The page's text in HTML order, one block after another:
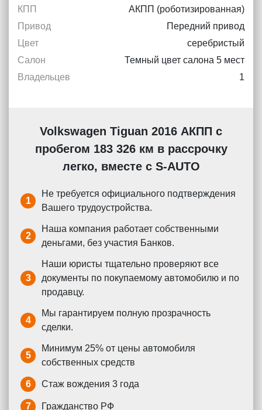
КПП
АКПП (роботизированная)
Привод
Передний привод
Цвет
серебристый
Салон
Темный цвет салона 5 мест
Владельцев
1
Volkswagen Tiguan 2016 АКПП с
пробегом 183 326 км в рассрочку
легко, вместе с S-AUTO
1
Не требуется официального подтверждения
Вашего трудоустройства.
2
Наша компания работает собственными
деньгами, без участия Банков.
3
Наши юристы тщательно проверяют все
документы по покупаемому автомобилю и по
продавцу.
4
Мы гарантируем полную прозрачность
сделки.
5
Минимум 25% от цены автомобиля
собственных средств
6 Стаж вождения 3 года
7 Гражданство РФ